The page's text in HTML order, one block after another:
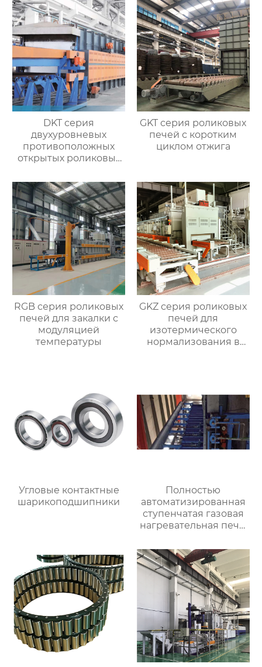
атмосферой
DKT серия
двухуровневых
противоположных
открытых роликовых
отжигательных печей
GKT серия роликовых
печей с коротким
циклом отжига
RGB серия роликовых
печей для закалки с
модуляцией
температуры
GKZ серия роликовых
печей для
изотермического
нормализования в
Угловые контактные
шарикоподшипники
Полностью
автоматизированная
ступенчатая газовая
нагревательная печь,
автоматизированная
газовая
нагревательная печь
для ковки